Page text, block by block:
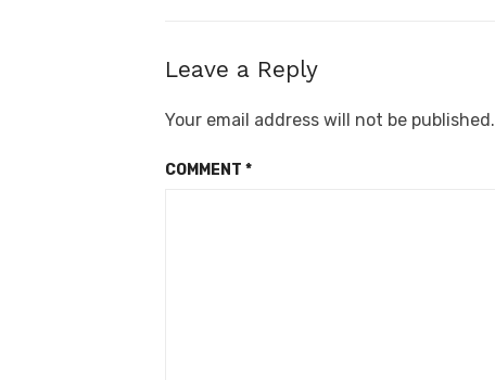
Leave a Reply
Your email address will not be published.
COMMENT *